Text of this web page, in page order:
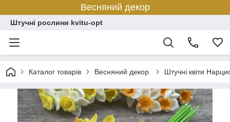
Весняний декор
Штучні рослини kvitu-opt
Каталог товарів Весняний декор. Штучні квіти